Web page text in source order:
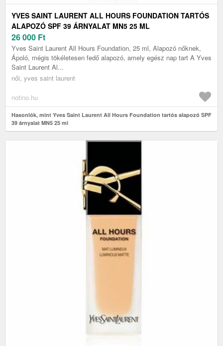
YVES SAINT LAURENT ALL HOURS FOUNDATION TARTÓS
ALAPOZÓ SPF 39 ÁRNYALAT MN5 25 ML
26 000 Ft
Yves Saint Laurent All Hours Foundation, 25 ml, Alapozó nőknek,
Ápoló, mégis tökéletesen fedő alapozó, amely egész nap tart A Yves
Saint Laurent Al...
női, yves saint laurent
notino.hu
Hasonlók, mint Yves Saint Laurent All Hours Foundation tartós alapozó SPF
39 árnyalat MN5 25 ml